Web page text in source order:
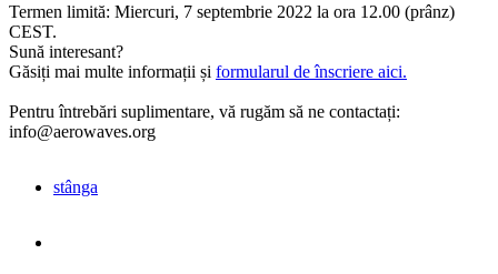
Termen limită: Miercuri, 7 septembrie 2022 la ora 12.00 (prânz)
CEST.
Sună interesant?
Găsiți mai multe informații și formularul de înscriere aici.
Pentru întrebări suplimentare, vă rugăm să ne contactați:
info@aerowaves.org
stânga